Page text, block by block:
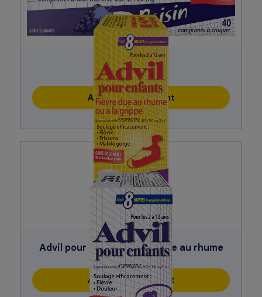
Advil Junior
Acheter maintenant
Advil pour enfants Fièvre due au rhume
ou à la grippe
Acheter maintenant